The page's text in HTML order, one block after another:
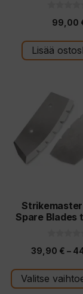
s
t
ä
99,00
Lisää
Spare Blades
5
s
t
ä
39,90 € –
Valitse
tuotteella
useampi
muunnelma.
Voit
tuotteen
sivulla.